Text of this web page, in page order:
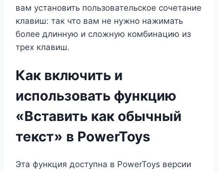
вам установить пользовательское сочетание
клавиш: так что вам не нужно нажимать
более длинную и сложную комбинацию из
трех клавиш.
Как включить и
использовать функцию
«Вставить как обычный
текст» в PowerToys
Эта функция доступна в PowerToys версии